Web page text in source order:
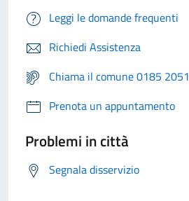
Leggi le domande frequenti
Richiedi Assistenza
Chiama il comune 0185 2051
Prenota un appuntamento
Problemi in città
Segnala disservizio